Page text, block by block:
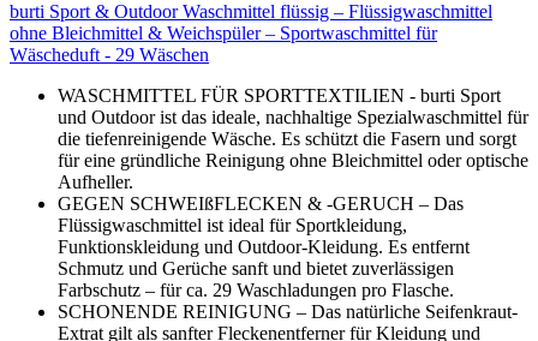
burti Sport & Outdoor Waschmittel flüssig – Flüssigwaschmittel
ohne Bleichmittel & Weichspüler – Sportwaschmittel für
Wäscheduft - 29 Wäschen
WASCHMITTEL FÜR SPORTTEXTILIEN - burti Sport
und Outdoor ist das ideale, nachhaltige Spezialwaschmittel für
die tiefenreinigende Wäsche. Es schützt die Fasern und sorgt
für eine gründliche Reinigung ohne Bleichmittel oder optische
Aufheller.
GEGEN SCHWEIßFLECKEN & -GERUCH – Das
Flüssigwaschmittel ist ideal für Sportkleidung,
Funktionskleidung und Outdoor-Kleidung. Es entfernt
Schmutz und Gerüche sanft und bietet zuverlässigen
Farbschutz – für ca. 29 Waschladungen pro Flasche.
SCHONENDE REINIGUNG – Das natürliche Seifenkraut-
Extrat gilt als sanfter Fleckenentferner für Kleidung und